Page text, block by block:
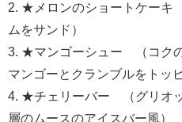
2. ★メロンのショートケーキ
ムをサンド）
3. ★マンゴーシュー （コク
マンゴーとクランブルをトッ
4. ★チェリーバー （グリオ
層のムースのアイスバー風）